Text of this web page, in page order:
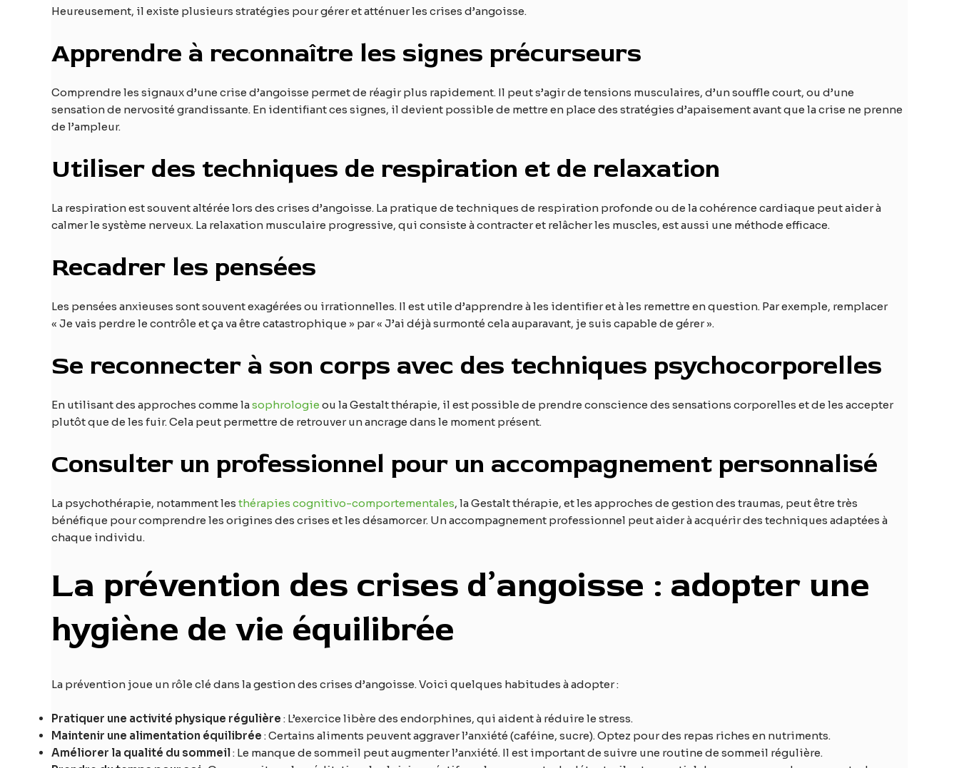
Heureusement, il existe plusieurs stratégies pour gérer et atténuer les crises d’angoisse.
Apprendre à reconnaître les signes précurseurs
Comprendre les signaux d’une crise d’angoisse permet de réagir plus rapidement. Il peut s’agir de tensions musculaires, d’un souffle court, ou d’une
sensation de nervosité grandissante. En identifiant ces signes, il devient possible de mettre en place des stratégies d’apaisement avant que la crise ne prenne
de l’ampleur.
Utiliser des techniques de respiration et de relaxation
La respiration est souvent altérée lors des crises d’angoisse. La pratique de techniques de respiration profonde ou de la cohérence cardiaque peut aider à
calmer le système nerveux. La relaxation musculaire progressive, qui consiste à contracter et relâcher les muscles, est aussi une méthode efficace.
Recadrer les pensées
Les pensées anxieuses sont souvent exagérées ou irrationnelles. Il est utile d’apprendre à les identifier et à les remettre en question. Par exemple, remplacer
« Je vais perdre le contrôle et ça va être catastrophique » par « J’ai déjà surmonté cela auparavant, je suis capable de gérer ».
Se reconnecter à son corps avec des techniques psychocorporelles
En utilisant des approches comme lasophrologie ou la Gestalt thérapie, il est possible de prendre conscience des sensations corporelles et de les accepter
plutôt que de les fuir. Cela peut permettre de retrouver un ancrage dans le moment présent.
Consulter un professionnel pour un accompagnement personnalisé
La psychothérapie, notamment les thérapies cognitivo-comportementales, la Gestalt thérapie, et les approches de gestion des traumas, peut être très
bénéfique pour comprendre les origines des crises et les désamorcer. Un accompagnement professionnel peut aider à acquérir des techniques adaptées à
chaque individu.
La prévention des crises d’angoisse : adopter une
hygiène de vie équilibrée
La prévention joue un rôle clé dans la gestion des crises d’angoisse. Voici quelques habitudes à adopter :
Pratiquer une activité physique régulière : L’exercice libère des endorphines, qui aident à réduire le stress.
Maintenir une alimentation équilibrée : Certains aliments peuvent aggraver l’anxiété (caféine, sucre). Optez pour des repas riches en nutriments.
Améliorer la qualité du sommeil: Le manque de sommeil peut augmenter l’anxiété. Il est important de suivre une routine de sommeil régulière.